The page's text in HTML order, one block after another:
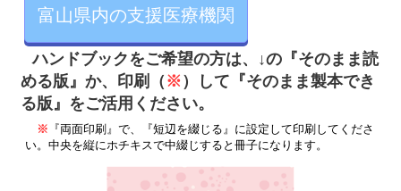
富山県内の支援医療機関
ハンドブックをご希望の方は、↓の『そのまま読
める版』か、印刷（ ※）して『そのまま製本でき
る版』をご活用ください。
※ 『両面印刷』で、『短辺を綴じる』に設定して印刷してくださ
い。中央を縦にホチキスで中綴じすると冊子になります。